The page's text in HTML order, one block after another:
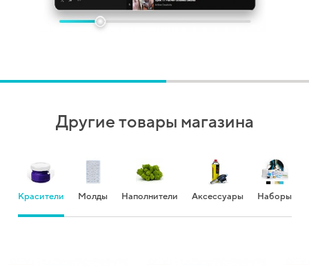
Другие товары магазина
Красители Молды Наполнители Аксессуары Наборы